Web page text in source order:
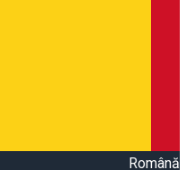
Română